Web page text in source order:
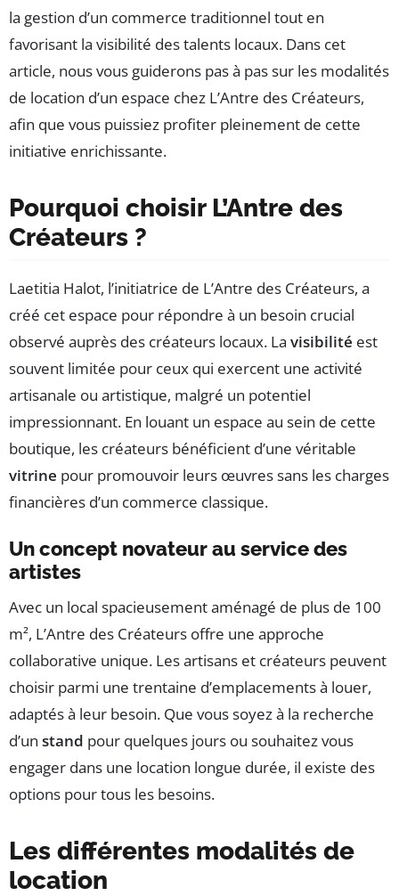
la gestion d’un commerce traditionnel tout en
favorisant la visibilité des talents locaux. Dans cet
article, nous vous guiderons pas à pas sur les modalités
de location d’un espace chez L’Antre des Créateurs,
afin que vous puissiez profiter pleinement de cette
initiative enrichissante.
Pourquoi choisir L’Antre des
Créateurs ?
Laetitia Halot, l’initiatrice de L’Antre des Créateurs, a
créé cet espace pour répondre à un besoin crucial
observé auprès des créateurs locaux. La visibilité est
souvent limitée pour ceux qui exercent une activité
artisanale ou artistique, malgré un potentiel
impressionnant. En louant un espace au sein de cette
boutique, les créateurs bénéficient d’une véritable
vitrine pour promouvoir leurs œuvres sans les charges
financières d’un commerce classique.
Un concept novateur au service des
artistes
Avec un local spacieusement aménagé de plus de 100
m², L’Antre des Créateurs offre une approche
collaborative unique. Les artisans et créateurs peuvent
choisir parmi une trentaine d’emplacements à louer,
adaptés à leur besoin. Que vous soyez à la recherche
d’un stand pour quelques jours ou souhaitez vous
engager dans une location longue durée, il existe des
options pour tous les besoins.
Les différentes modalités de
location